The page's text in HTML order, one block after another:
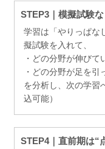
STEP3｜模擬試験
学習は「やりっぱな
擬試験を入れて、
・どの分野が伸びて
・どの分野が足を引
を分析し、次の学習
込可能）
STEP4｜直前期は“